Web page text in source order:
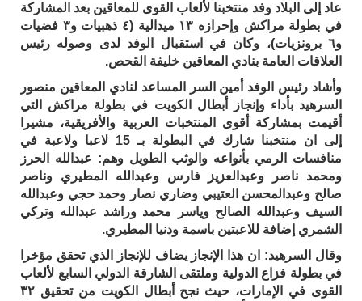
عاد إلى البلاد وفد منتخبنا لألعاب القوى للمعاقين بعد المشاركة
في بطولة مراكش وإحرازه ١٣ ميدالية (٤ ذهبيات و٣ فضيات
و٦ برونزيات)، وكان في استقبال الوفد لدى وصوله رئيس
العلاقات العامة بنادي المعاقين خليفة القحص.
وأشاد رئيس الوفد أمين السر المساعد لنادي المعاقين منصور
السرهيد بأداء وإنجاز أبطال الكويت في بطولة مراكش التي
أقيمت بمشاركة أقوى المنتخبات العربية والأفريقية، مشيرا
إلى ان منتخبنا شارك في البطولة بـ 15 لاعبا ولاعبة في
منافسات الرمي بأنواعه والوثب الطويل وهم: عبدالله الحرز
ومحمد ناصر وعبدالعزيز فارس وعبدالله المطيري وناصر
صالح وعبدالمحسن العتيبي وضاري نصار وحمد حجي وعبدالله
السيف وعبدالله الصالح وياسر محمد وراشد عبدالله وتركي
الشمري إضافة للاعبتين باسمة ودنيا المطيري.
وقال السرهيد: ان هذا الإنجاز يضاف للإنجاز الذي تحقق مؤخرا
في بطولة فزاع الدولية وملتقى الشارقة الدولي السابع لألعاب
القوى في الإمارات، حيث نجح أبطال الكويت من تحقيق ٣٢